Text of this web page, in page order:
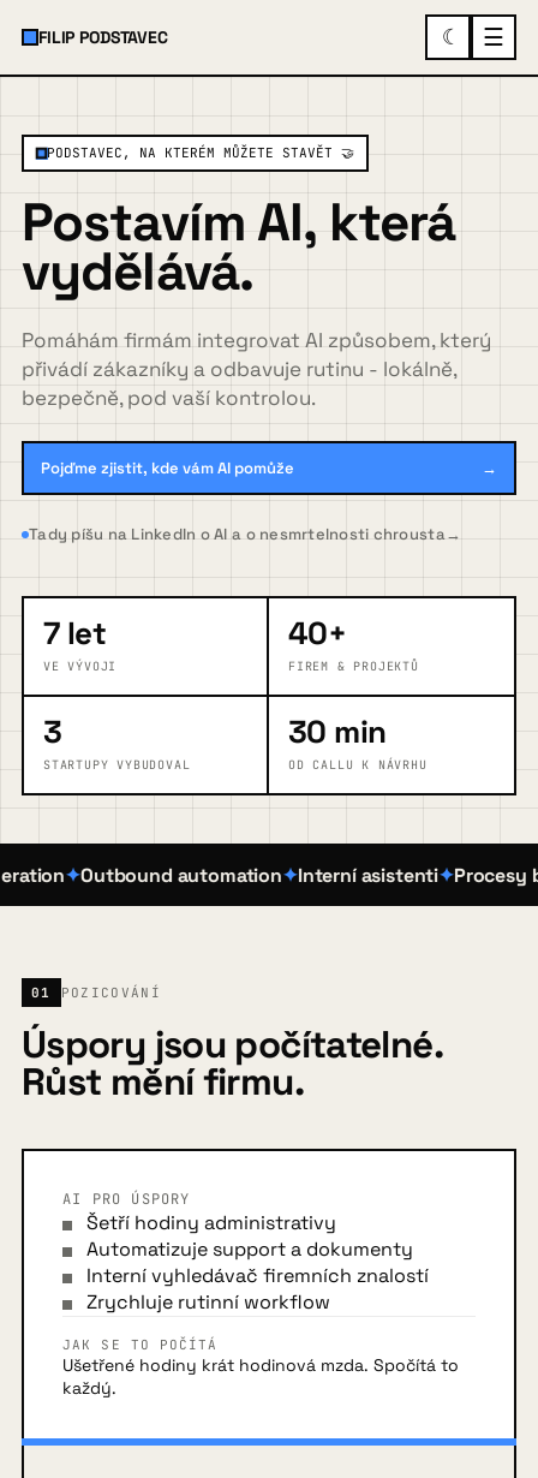
FILIP PODSTAVEC ☾ ☰
O mně
Služby a ukázky
Spolupráce
Případovky
FAQ
Blog
Kontakt
PODSTAVEC, NA KTERÉM MŮŽETE STAVĚT 🤝
Postavím AI, která
vydělává.
Pomáhám firmám integrovat AI způsobem, který
přivádí zákazníky a odbavuje rutinu - lokálně,
bezpečně, pod vaší kontrolou.
Pojďme zjistit, kde vám AI pomůže →
Tady píšu na LinkedIn o AI a o nesmrtelnosti chrousta→
7 let
VE VÝVOJI
40+
FIREM & PROJEKTŮ
3
STARTUPY VYBUDOVAL
30 min
OD CALLU K NÁVRHU
Outbound automation Interní asistenti Procesy
01 POZICOVÁNÍ
Úspory jsou počítatelné.
Růst mění firmu.
AI PRO ÚSPORY
Šetří hodiny administrativy
Automatizuje support a dokumenty
Interní vyhledávač firemních znalostí
Zrychluje rutinní workflow
JAK SE TO POČÍTÁ
Ušetřené hodiny krát hodinová mzda. Spočítá to
každý.